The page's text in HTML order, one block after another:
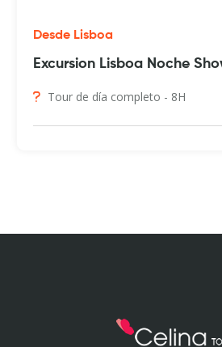
Desde Lisboa
Excursion Lisboa Noche
Tour de día completo - 8H